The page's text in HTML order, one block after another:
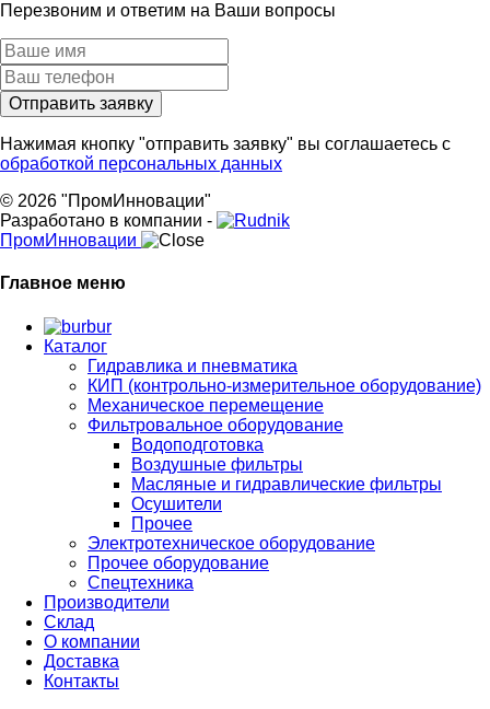
Перезвоним и ответим на Ваши вопросы
Нажимая кнопку "отправить заявку" вы соглашаетесь с
обработкой персональных данных
© 2026 "ПромИнновации"
Разработано в компании -
ПромИнновации
Главное меню
bur
Каталог
Гидравлика и пневматика
КИП (контрольно-измерительное оборудование)
Механическое перемещение
Фильтровальное оборудование
Водоподготовка
Воздушные фильтры
Масляные и гидравлические фильтры
Осушители
Прочее
Электротехническое оборудование
Прочее оборудование
Спецтехника
Производители
Склад
О компании
Доставка
Контакты